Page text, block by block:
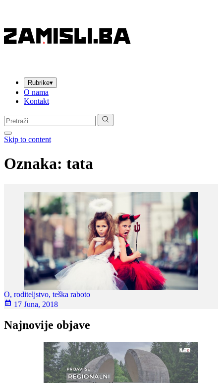
Rubrike▾
O nama
Kontakt
Pretraga:
Skip to content
Oznaka: tata
O, roditeljstvo, teška raboto
17 Juna, 2018
Najnovije objave